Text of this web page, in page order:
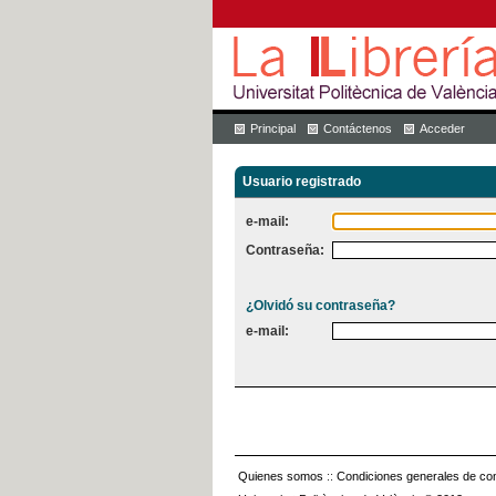
Principal Contáctenos Acceder
Usuario registrado
e-mail:
Contraseña:
¿Olvidó su contraseña?
e-mail:
Quienes somos :: Condiciones generales de